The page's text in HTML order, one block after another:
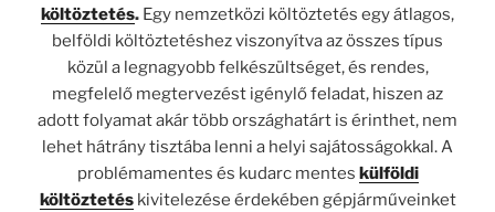
költöztetés. Egy nemzetközi költöztetés egy átlagos,
belföldi költöztetéshez viszonyítva az összes típus
közül a legnagyobb felkészültséget, és rendes,
megfelelő megtervezést igénylő feladat, hiszen az
adott folyamat akár több országhatárt is érinthet, nem
lehet hátrány tisztába lenni a helyi sajátosságokkal. A
problémamentes és kudarc mentes külföldi
költöztetéskivitelezése érdekében gépjárműveinket